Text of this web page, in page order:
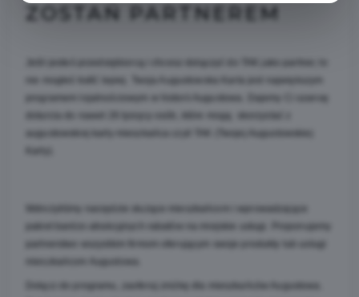
ZOSTAŃ PARTNEREM
nie mogłeś trafić lepiej. Twoja Augustowska Karta jest największym
programem lojalnościowym w historii Augustowa. Dajemy Ci szansę
dotarcia do nawet 26 tysięcy osób, które mogą  skorzystać z
augustowskiej karty mieszkańca czyli TAK (Twojej Augustowskiej
pakiet bardzo atrakcyjnych rabatów na miejskie usługi. Proponujemy
partnerstwo wszystkim firmom oferującym swoje produkty lub usługi
mieszkańcom Augustowa.
Dołącz do programu, zaoferuj zniżkę dla mieszkańców Augustowa.